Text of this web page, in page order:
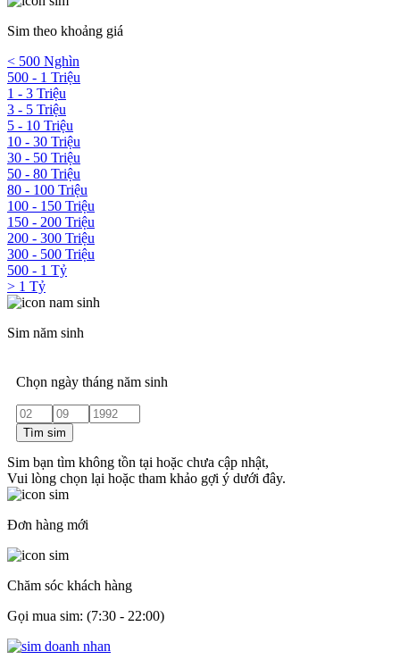
Sim theo khoảng giá
< 500 Nghìn
500 - 1 Triệu
1 - 3 Triệu
3 - 5 Triệu
5 - 10 Triệu
10 - 30 Triệu
30 - 50 Triệu
50 - 80 Triệu
80 - 100 Triệu
100 - 150 Triệu
150 - 200 Triệu
200 - 300 Triệu
300 - 500 Triệu
500 - 1 Tỷ
> 1 Tỷ
Sim năm sinh
Chọn ngày tháng năm sinh
Tìm sim
Sim bạn tìm không tồn tại hoặc chưa cập nhật,
Vui lòng chọn lại hoặc tham khảo gợi ý dưới đây.
Đơn hàng mới
Chăm sóc khách hàng
Gọi mua sim: (7:30 - 22:00)